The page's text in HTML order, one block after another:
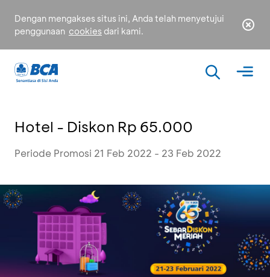
Dengan mengakses situs ini, Anda telah menyetujui
penggunaan cookies dari kami.
Hotel - Diskon Rp 65.000
Periode Promosi 21 Feb 2022 - 23 Feb 2022